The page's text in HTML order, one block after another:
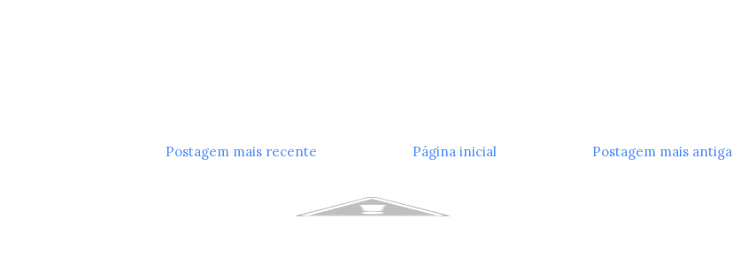
Postagem mais recente Postagem mais antiga
Página inicial